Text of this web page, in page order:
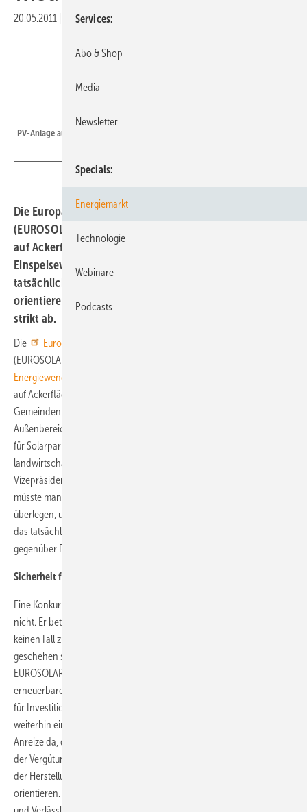
20.05.2011 Druckvorschau
PV-Anlage auf Ackerfläche
Die Europäische Vereinigung für erneuerbare Energien
(EUROSOLAR) fordert, die Förderung von Solaranlagen
auf Ackerflächen wieder einzuführen. Die Degression der
Einspeisevergütung von Solaranlagen soll sich an den
tatsächlichen Herstellungs- und Installationskosten
orientieren. Zubaubegrenzungen lehnt EUROSOLAR
strikt ab.
Die
Europäische Vereinigung für Erneuerbare Energien
(EUROSOLAR) fordert in ihrem
Energiewende
auf Ackerflächen. Über Konversionsflächen hinaus, sollen
Gemeinden generell per Bebauungsplan ein Prozent ihres
Außenbereichs auf bisherigen Ackerbauflächen schlechter Qualität
für Solarparks vorsehen dürfen. „Wir zielen hier auf Flächen ab, die
landwirtschaftlich nicht verwertbar sind“, erklärt Fabio Longo,
Vizepräsident von EUROSOLAR. „Für die gesetzliche Umsetzung
müsste man sich dann noch eine weiterführende Formulierung
überlegen, um die Regelung klar zu gestalten. Aber letztlich soll sich
das tatsächlich an der Bodenqualität orientieren“, so Fabio Longo
gegenüber ERNEUERBARE ENERGIEN.
Sicherheit für Investoren
Eine Konkurrenz zum Zubau von solaren Dachanlagen sieht Longo
nicht. Er betont, dass „der Bau von Solarparks auf Ackerflächen auf
keinen Fall zu Lasten irgendeiner anderen Art von Installationen
geschehen soll“. Longo verweist dabei auf die Forderung von
EUROSOLAR, die Rahmenbedingungen für alle Anlagen der
erneuerbaren Energien vorhersehbar zu gestalten und damit Anreize
für Investitionen zu schaffen. „Denn wenn Dachflächenanlagen auch
weiterhin eine verlässliche Vergütung bekommen, dann sind die
Anreize da, diese auch zu installieren“, argumentiert er. Der Rückgang
der Vergütung für Solarstrom soll sich an der tatsächlichen Senkung
der Herstellungs- und Installationskosten einer Photovoltaikanlage
orientieren. „Was wir brauchen, ist eine Rückkehr zu klaren Vorgaben
Services
Abo & Shop
Media
Newsletter
Specials
Energiemarkt
Technologie
Webinare
Podcasts